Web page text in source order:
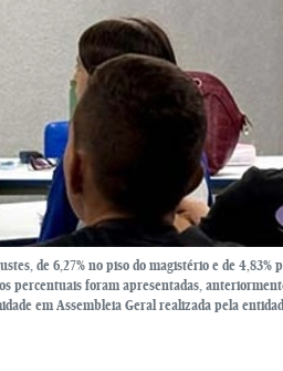
de 6,27% no piso do magistério e de 4,83%
percentuais foram apresentadas,
em Assembleia Geral realizada pela